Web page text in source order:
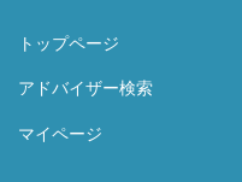
トップページ
アドバイザー検索
マイページ